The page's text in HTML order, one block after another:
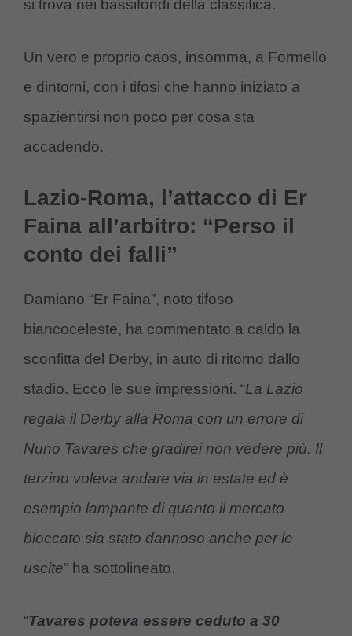
si trova nei bassifondi della classifica.
Un vero e proprio caos, insomma, a Formello
e dintorni, con i tifosi che hanno iniziato a
spazientirsi non poco per cosa sta
accadendo.
Lazio-Roma, l’attacco di Er
Faina all’arbitro: “Perso il
conto dei falli”
Damiano “Er Faina”, noto tifoso
biancoceleste, ha commentato a caldo la
sconfitta del Derby, in auto di ritorno dallo
stadio. Ecco le sue impressioni. “La Lazio
regala il Derby alla Roma con un errore di
Nuno Tavares che gradirei non vedere più. Il
terzino voleva andare via in estate ed è
esempio lampante di quanto il mercato
bloccato sia stato dannoso anche per le
uscite” ha sottolineato.
“Tavares poteva essere ceduto a 30